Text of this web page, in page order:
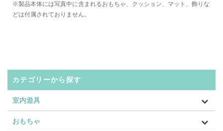
※製品本体には写真中に含まれるおもちゃ、クッション、マット、飾りな
どは付属されておりません。
カテゴリーから探す
室内遊具
おもちゃ